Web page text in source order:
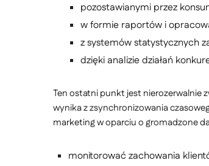
pozostawianymi przez
w formie raportów i
z systemów statystycznych
dzięki analizie działań
Ten ostatni punkt jest nierozerwalnie
wynika z zsynchronizowania
marketing w oparciu o gromadzone
monitorować zachowania